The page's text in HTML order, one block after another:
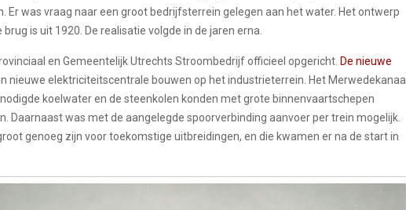
Er was vraag naar een groot bedrijfsterrein gelegen aan het water. Het ontwerp
is uit 1920. De realisatie volgde in de jaren erna.
en Gemeentelijk Utrechts Stroombedrijf officieel opgericht. De nieuwe
nieuwe elektriciteitscentrale bouwen op het industrieterrein. Het Merwedekanaal
koelwater en de steenkolen konden met grote binnenvaartschepen
Daarnaast was met de aangelegde spoorverbinding aanvoer per trein mogelijk.
genoeg zijn voor toekomstige uitbreidingen, en die kwamen er na de start in